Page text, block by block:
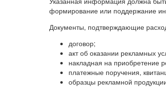
формирование или поддержание
Документы, подтверждающие
договор;
акт об оказании рекламных
накладная на приобретение
платежные поручения,
образцы рекламной